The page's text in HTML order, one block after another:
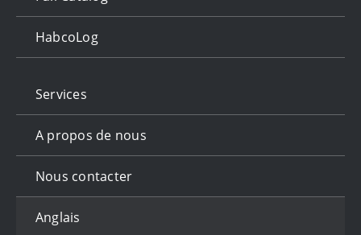
HabcoLog
Services
A propos de nous
Nous contacter
Anglais